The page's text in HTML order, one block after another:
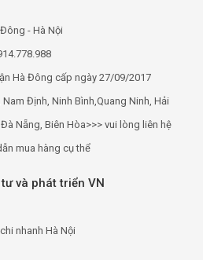
- Hà Nội
Hà Đông cấp ngày 27/09/2017
Định, Ninh Bình,Quang Ninh, Hải
Nẵng, Biên Hòa>>> vui lòng liên hệ
mua hàng cụ thể
và phát triển VN
nhanh Hà Nội